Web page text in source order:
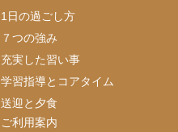
1日の過ごし方
７つの強み
充実した習い事
学習指導とコアタイム
送迎と夕食
ご利用案内